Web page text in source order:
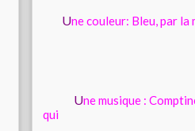
Une couleur: Bleu, par la
Une musique :
qui